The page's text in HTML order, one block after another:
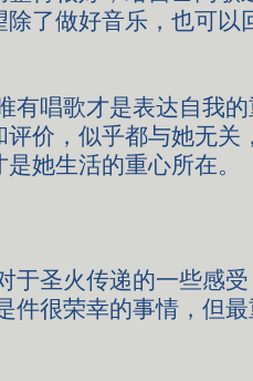
了做好音乐，也可以
有唱歌才是表达自我
价，似乎都与她无关
她生活的重心所在。
于圣火传递的一些感
件很荣幸的事情，但